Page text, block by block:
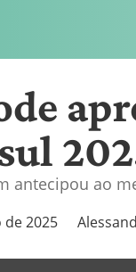
antecipou ao
2025